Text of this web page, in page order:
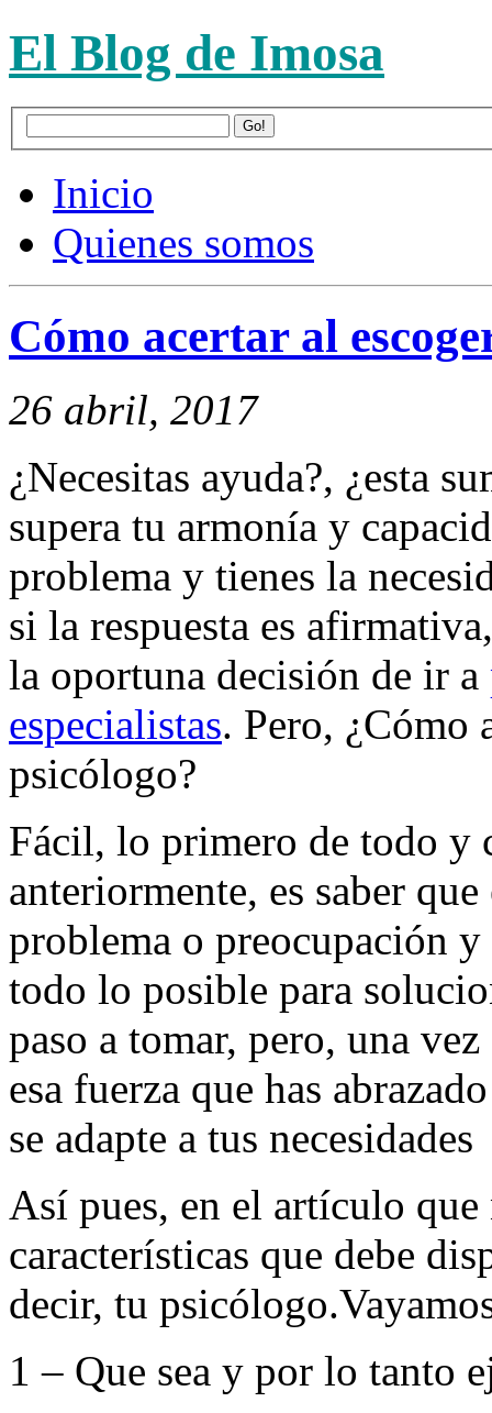
El Blog de Imosa
Inicio
Quienes somos
Cómo acertar al
26 abril, 2017
¿Necesitas ayuda?, ¿esta
supera tu armonía y
problema y tienes la
si la respuesta es
la oportuna decisión de ir a
especialistas. Pero, ¿Cómo
psicólogo?
Fácil, lo primero de todo y
anteriormente, es saber
problema o preocupación
todo lo posible para
paso a tomar, pero, una
esa fuerza que has
se adapte a tus necesidades
Así pues, en el artículo que
características que debe
decir, tu
1 – Que sea y por lo tanto